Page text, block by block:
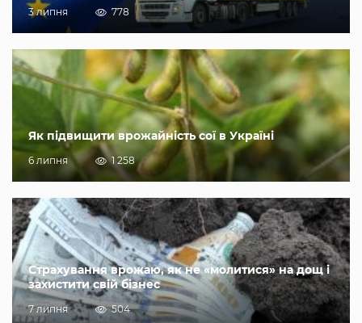
3 липня 778
Як підвищити врожайність сої в Україні
6 липня 1 258
Страхування врожаю, як не «молитися» на дощ і
захистити свій бізнес
7 липня 504